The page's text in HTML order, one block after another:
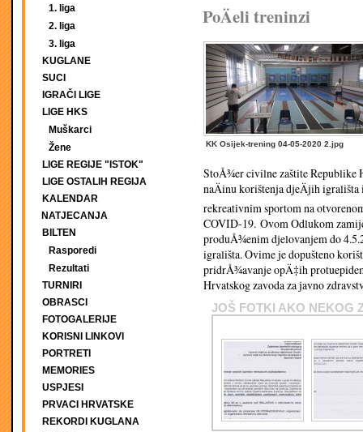
1. liga
2. liga
3. liga
KUGLANE
SUCI
IGRAČI LIGE
LIGE HKS
Muškarci
Žene
LIGE REGIJE "ISTOK"
LIGE OSTALIH REGIJA
KALENDAR
NATJECANJA
BILTEN
Rasporedi
Rezultati
TURNIRI
OBRASCI
FOTOGALERIJE
KORISNI LINKOVI
PORTRETI
MEMORIES
USPJESI
PRVACI HRVATSKE
REKORDI KUGLANA
PoÄeli treninzi
KK Osijek-trening 04-05-2020 2.jpg
StoÅ¾er civilne zaštite Republike
naÄinu korištenja djeÄjih
rekreativnim sportom na
COVID-19. Ovom Odlukom
produÅ¾enim djelovanjem do
igrališta. Ovime je dopušteno
pridrÅ¾avanje opÄ‡ih
Hrvatskog zavoda za javno
JOŠ FOTKI AKO NEKOG